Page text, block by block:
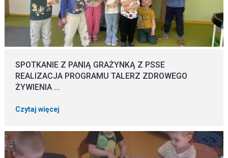
SPOTKANIE Z PANIĄ GRAŻYNKĄ Z PSSE
REALIZACJA PROGRAMU TALERZ ZDROWEGO
ŻYWIENIA ...
Czytaj więcej